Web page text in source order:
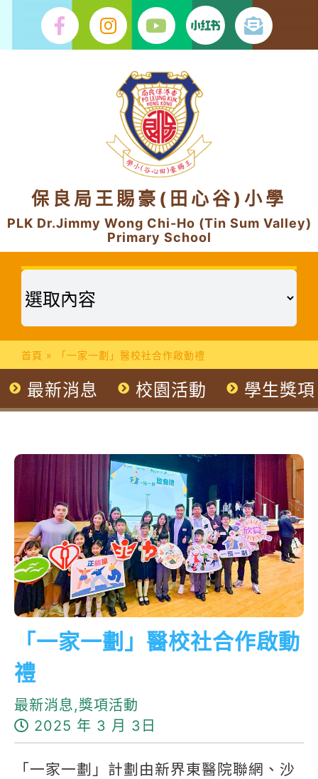
content
保良局王賜豪(田心谷)小學
PLK Dr.Jimmy Wong Chi-Ho (Tin Sum Valley)
Primary School
首頁 » 「一家一劃」醫校社合作啟動禮
最新消息 校園活動 學生獎項
「一家一劃」醫校社合作啟動
禮
最新消息,獎項活動
2025 年 3 月 3日
「一家一劃」計劃由新界東醫院聯網、沙